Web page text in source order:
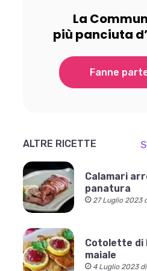
La
più panciuta
Fanne
ALTRE RICETTE
Calamari
panatura
27 Luglio 2023
Cotolette di
maiale
4 Luglio 2023